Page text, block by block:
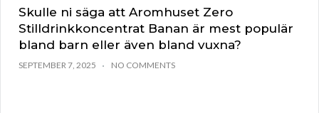
Skulle ni säga att Aromhuset Zero
Stilldrinkkoncentrat Banan är mest populär
bland barn eller även bland vuxna?
SEPTEMBER 7, 2025 NO COMMENTS